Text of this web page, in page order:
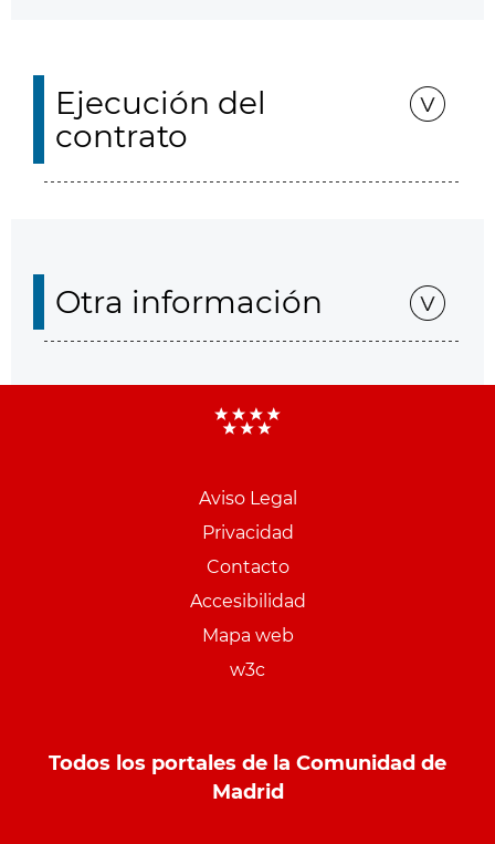
Ejecución del
contrato
Otra información
Aviso Legal
Privacidad
Contacto
Accesibilidad
Mapa web
w3c
Todos los portales de la Comunidad de
Madrid